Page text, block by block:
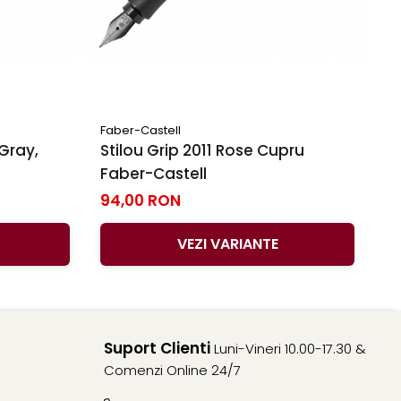
Faber-Castell
Stilou Grip 2011 Rose Cupru
Faber-Castell
94,00 RON
VEZI VARIANTE
Suport ClientiLuni-Vineri 10.00-17.30 &
Comenzi Online 24/7